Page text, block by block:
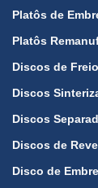
Platôs de
Platôs
Discos de Freio
Discos
Discos
Discos de
Disco de